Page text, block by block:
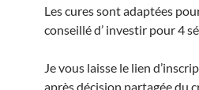
Les cures sont adaptées
conseillé d’ investir pour 4
Je vous laisse le lien
après décision partagée du